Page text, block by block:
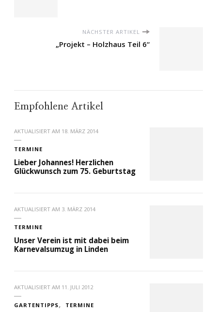
NÄCHSTER ARTIKEL
„Projekt – Holzhaus Teil 6“
Empfohlene Artikel
AKTUALISIERT AM 18. MÄRZ 2014
TERMINE
Lieber Johannes! Herzlichen
Glückwunsch zum 75. Geburtstag
AKTUALISIERT AM 3. MÄRZ 2014
TERMINE
Unser Verein ist mit dabei beim
Karnevalsumzug in Linden
AKTUALISIERT AM 11. JULI 2012
GARTENTIPPS TERMINE